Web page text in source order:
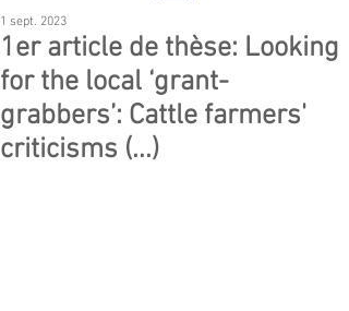
1er article de thèse: Looking
for the local ‘grant-
grabbers’: Cattle farmers'
criticisms (...)
1 sept. 2023